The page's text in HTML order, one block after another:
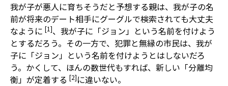
我が子が悪人に育ちそうだと予想する親は、我が子の名
前が将来のデート相手にグーグルで検索されても大丈夫
なように [1]、我が子に「ジョン」という名前を付けよう
とするだろう。その一方で、犯罪と無縁の市民は、我が
子に「ジョン」という名前を付けようとはしないだろ
う。かくして、ほんの数世代もすれば、新しい「分離均
衡」が定着する [2]に違いない。